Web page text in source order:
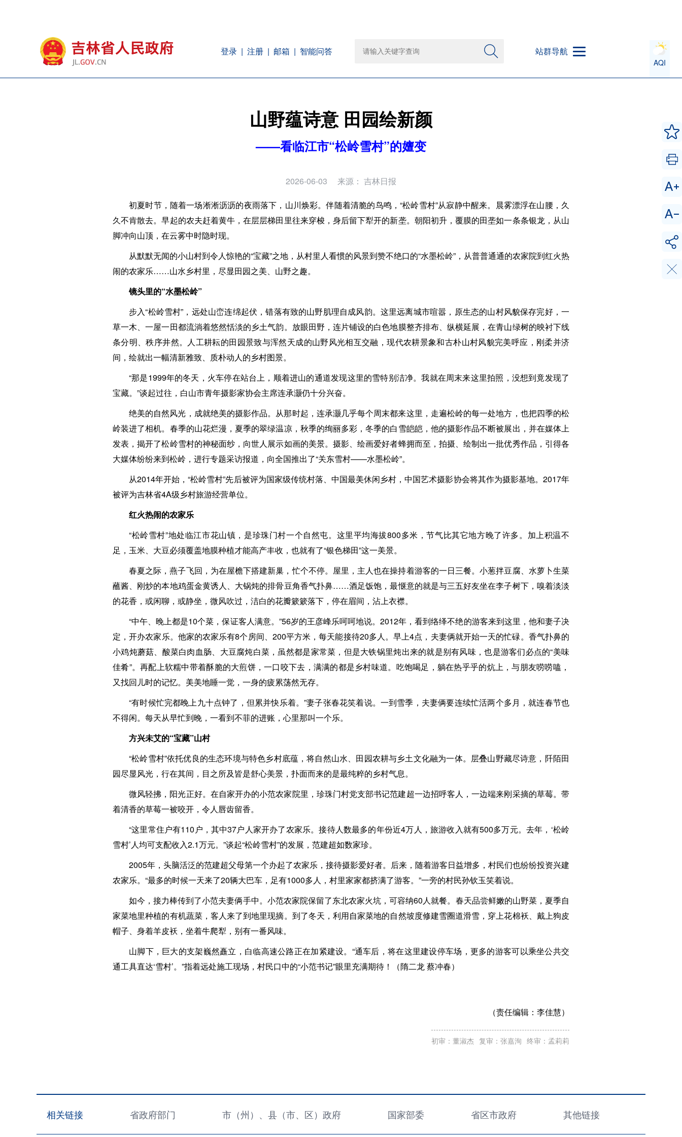
登录 注册 邮箱 智能问答 站群导航
AQI
山野蕴诗意 田园绘新颜
——看临江市“松岭雪村”的嬗变
2026-06-03 来源： 吉林日报
初夏时节，随着一场淅淅沥沥的夜雨落下，山川焕彩。伴随着清脆的鸟鸣，“松岭雪村”从寂静中醒来。晨雾漂浮在山腰，久
久不肯散去。早起的农夫赶着黄牛，在层层梯田里往来穿梭，身后留下犁开的新垄。朝阳初升，覆膜的田垄如一条条银龙，从山
脚冲向山顶，在云雾中时隐时现。
从默默无闻的小山村到令人惊艳的“宝藏”之地，从村里人看惯的风景到赞不绝口的“水墨松岭”，从普普通通的农家院到红火热
闹的农家乐……山水乡村里，尽显田园之美、山野之趣。
镜头里的“水墨松岭”
步入“松岭雪村”，远处山峦连绵起伏，错落有致的山野肌理自成风韵。这里远离城市喧嚣，原生态的山村风貌保存完好，一
草一木、一屋一田都流淌着悠然恬淡的乡土气韵。放眼田野，连片铺设的白色地膜整齐排布、纵横延展，在青山绿树的映衬下线
条分明、秩序井然。人工耕耘的田园景致与浑然天成的山野风光相互交融，现代农耕景象和古朴山村风貌完美呼应，刚柔并济
间，绘就出一幅清新雅致、质朴动人的乡村图景。
“那是1999年的冬天，火车停在站台上，顺着进山的通道发现这里的雪特别洁净。我就在周末来这里拍照，没想到竟发现了
宝藏。”谈起过往，白山市青年摄影家协会主席连承灏仍十分兴奋。
绝美的自然风光，成就绝美的摄影作品。从那时起，连承灏几乎每个周末都来这里，走遍松岭的每一处地方，也把四季的松
岭装进了相机。春季的山花烂漫，夏季的翠绿温凉，秋季的绚丽多彩，冬季的白雪皑皑，他的摄影作品不断被展出，并在媒体上
发表，揭开了松岭雪村的神秘面纱，向世人展示如画的美景。摄影、绘画爱好者蜂拥而至，拍摄、绘制出一批优秀作品，引得各
大媒体纷纷来到松岭，进行专题采访报道，向全国推出了“关东雪村——水墨松岭”。
从2014年开始，“松岭雪村”先后被评为国家级传统村落、中国最美休闲乡村，中国艺术摄影协会将其作为摄影基地。2017年
被评为吉林省4A级乡村旅游经营单位。
红火热闹的农家乐
“松岭雪村”地处临江市花山镇，是珍珠门村一个自然屯。这里平均海拔800多米，节气比其它地方晚了许多。加上积温不
足，玉米、大豆必须覆盖地膜种植才能高产丰收，也就有了“银色梯田”这一美景。
春夏之际，燕子飞回，为在屋檐下搭建新巢，忙个不停。屋里，主人也在操持着游客的一日三餐。小葱拌豆腐、水萝卜生菜
蘸酱、刚炒的本地鸡蛋金黄诱人、大锅炖的排骨豆角香气扑鼻……酒足饭饱，最惬意的就是与三五好友坐在李子树下，嗅着淡淡
的花香，或闲聊，或静坐，微风吹过，洁白的花瓣簌簌落下，停在眉间，沾上衣襟。
“中午、晚上都是10个菜，保证客人满意。”56岁的王彦峰乐呵呵地说。2012年，看到络绎不绝的游客来到这里，他和妻子决
定，开办农家乐。他家的农家乐有8个房间、200平方米，每天能接待20多人。早上4点，夫妻俩就开始一天的忙碌。香气扑鼻的
小鸡炖蘑菇、酸菜白肉血肠、大豆腐炖白菜，虽然都是家常菜，但是大铁锅里炖出来的就是别有风味，也是游客们必点的“美味
佳肴”。再配上软糯中带着酥脆的大煎饼，一口咬下去，满满的都是乡村味道。吃饱喝足，躺在热乎乎的炕上，与朋友唠唠嗑，
又找回儿时的记忆。美美地睡一觉，一身的疲累荡然无存。
“有时候忙完都晚上九十点钟了，但累并快乐着。”妻子张春花笑着说。一到雪季，夫妻俩要连续忙活两个多月，就连春节也
不得闲。每天从早忙到晚，一看到不菲的进账，心里那叫一个乐。
方兴未艾的“宝藏”山村
“松岭雪村”依托优良的生态环境与特色乡村底蕴，将自然山水、田园农耕与乡土文化融为一体。层叠山野藏尽诗意，阡陌田
园尽显风光，行在其间，目之所及皆是舒心美景，扑面而来的是最纯粹的乡村气息。
微风轻拂，阳光正好。在自家开办的小范农家院里，珍珠门村党支部书记范建超一边招呼客人，一边端来刚采摘的草莓。带
着清香的草莓一被咬开，令人唇齿留香。
“这里常住户有110户，其中37户人家开办了农家乐。接待人数最多的年份近4万人，旅游收入就有500多万元。去年，‘松岭
雪村’人均可支配收入2.1万元。”谈起“松岭雪村”的发展，范建超如数家珍。
2005年，头脑活泛的范建超父母第一个办起了农家乐，接待摄影爱好者。后来，随着游客日益增多，村民们也纷纷投资兴建
农家乐。“最多的时候一天来了20辆大巴车，足有1000多人，村里家家都挤满了游客。”一旁的村民孙钦玉笑着说。
如今，接力棒传到了小范夫妻俩手中。小范农家院保留了东北农家火坑，可容纳60人就餐。春天品尝鲜嫩的山野菜，夏季自
家菜地里种植的有机蔬菜，客人来了到地里现摘。到了冬天，利用自家菜地的自然坡度修建雪圈道滑雪，穿上花棉袄、戴上狗皮
帽子、身着羊皮袄，坐着牛爬犁，别有一番风味。
山脚下，巨大的支架巍然矗立，白临高速公路正在加紧建设。“通车后，将在这里建设停车场，更多的游客可以乘坐公共交
通工具直达‘雪村’。”指着远处施工现场，村民口中的“小范书记”眼里充满期待！（隋二龙 蔡冲春）
（责任编辑： 李佳慧）
初审：董淑杰 复审：张嘉洵 终审：孟莉莉
相关链接 省政府部门 市（州）、县（市、区）政府 国家部委 省区市政府 其他链接